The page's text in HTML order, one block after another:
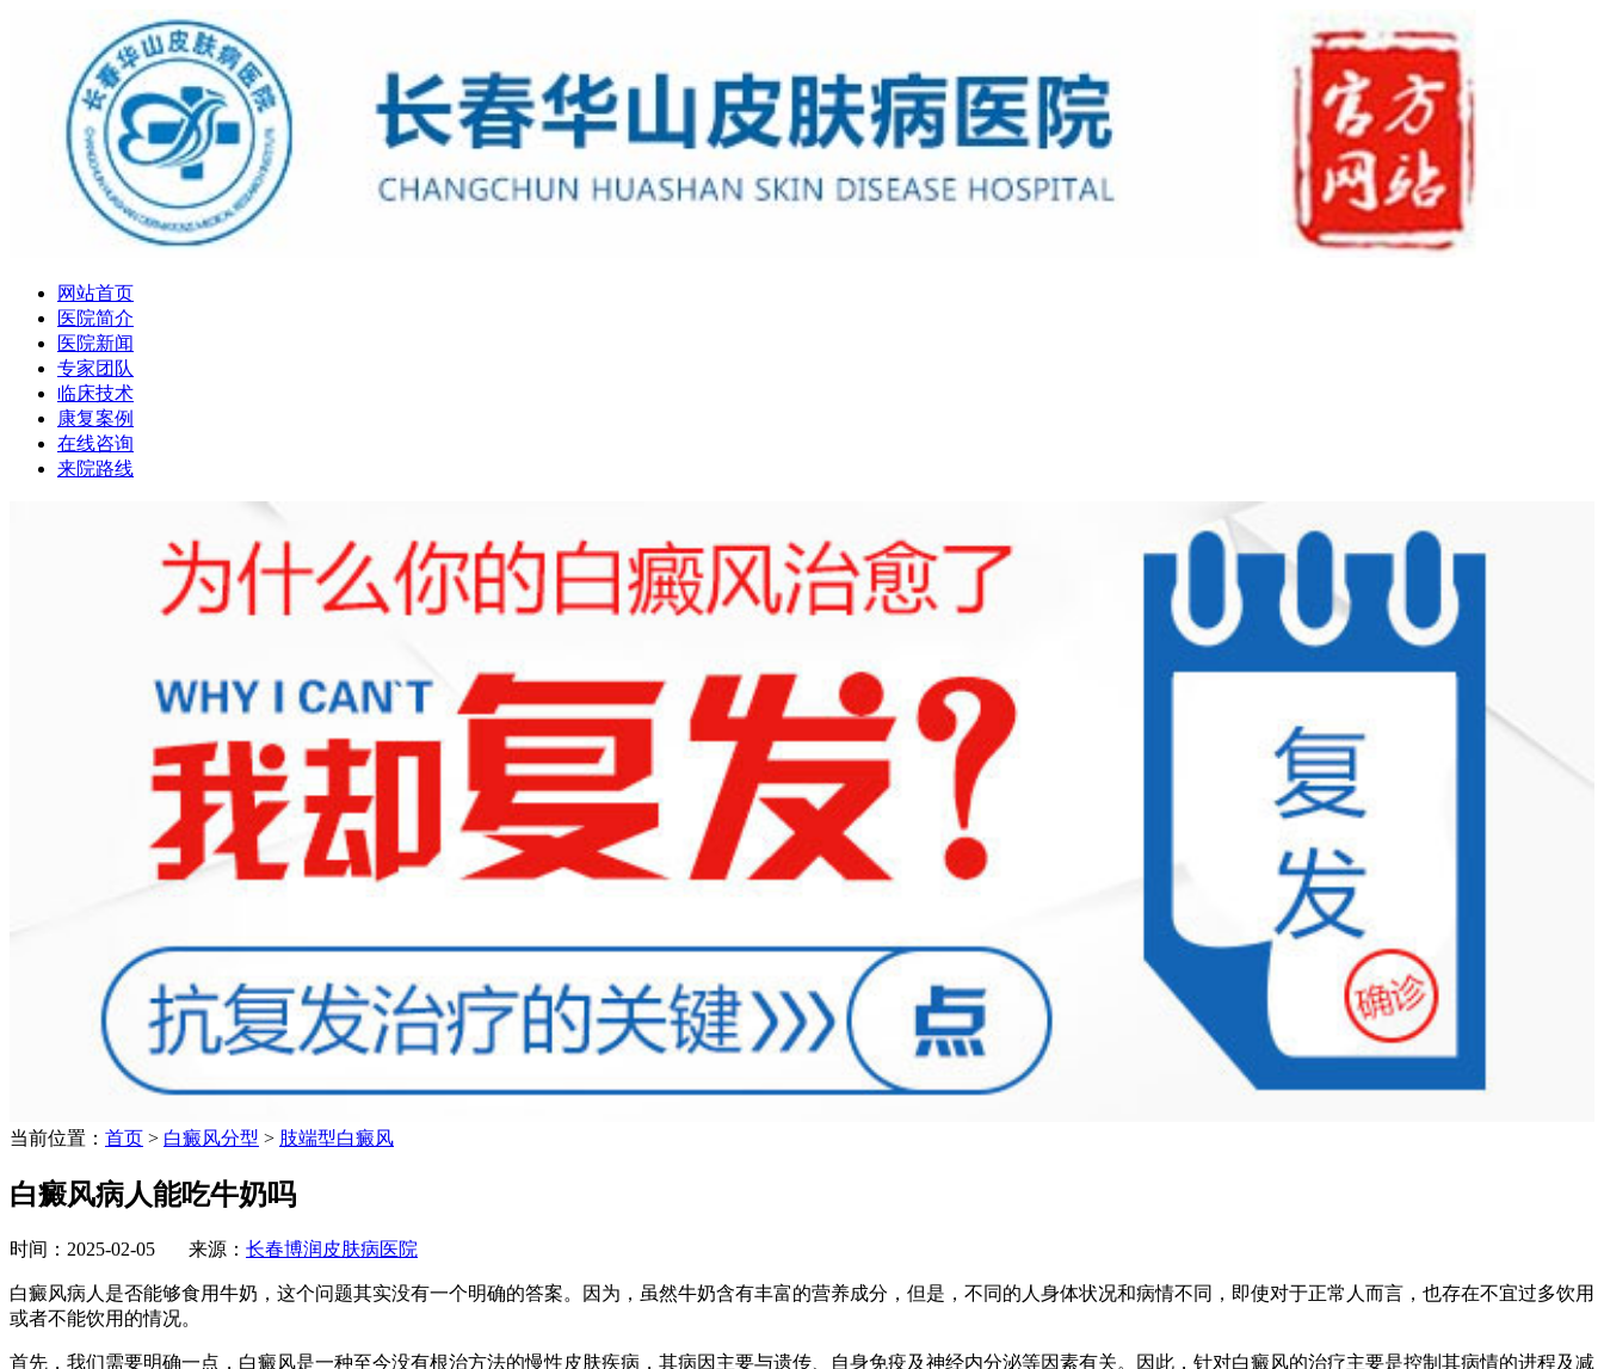
网站首页
医院简介
医院新闻
专家团队
临床技术
康复案例
在线咨询
来院路线
当前位置： 首页 > 白癜风分型 > 肢端型白癜风
白癜风病人能吃牛奶吗
时间：2025-02-05 来源： 长春博润皮肤病医院
白癜风病人是否能够食用牛奶，这个问题其实没有一个明确的答案。因为，虽然牛奶含有丰富的营养成分，但是，不同的人身体状况和病情不同，即使对于正常人而言，也存在不宜过多饮用
或者不能饮用的情况。
首先，我们需要明确一点，白癜风是一种至今没有根治方法的慢性皮肤疾病，其病因主要与遗传、自身免疫及神经内分泌等因素有关。因此，针对白癜风的治疗主要是控制其病情的进程及减